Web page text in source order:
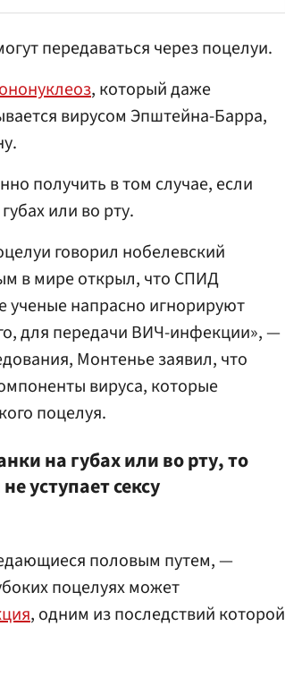
передаваться через поцелуи.
, который даже
вирусом Эпштейна-Барра,
получить в том случае, если
или во рту.
говорил нобелевский
в мире открыл, что СПИД
напрасно игнорируют
для передачи ВИЧ-инфекции», —
Монтенье заявил, что
вируса, которые
поцелуя.
на губах или во рту, то
уступает сексу
половым путем, —
поцелуях может
, одним из последствий которой